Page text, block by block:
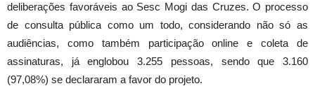
deliberações favoráveis ao Sesc Mogi das Cruzes. O processo
de consulta pública como um todo, considerando não só as
audiências, como também participação online e coleta de
assinaturas, já englobou 3.255 pessoas, sendo que 3.160
(97,08%) se declararam a favor do projeto.